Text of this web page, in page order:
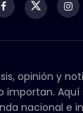
opinión y
importan.
nacional e